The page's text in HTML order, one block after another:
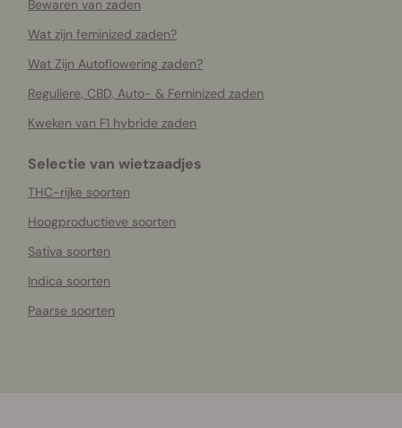
Bewaren van zaden
Wat zijn feminized zaden?
Wat Zijn Autoflowering zaden?
Reguliere, CBD, Auto- & Feminized zaden
Kweken van F1 hybride zaden
Selectie van wietzaadjes
THC-rijke soorten
Hoogproductieve soorten
Sativa soorten
Indica soorten
Paarse soorten